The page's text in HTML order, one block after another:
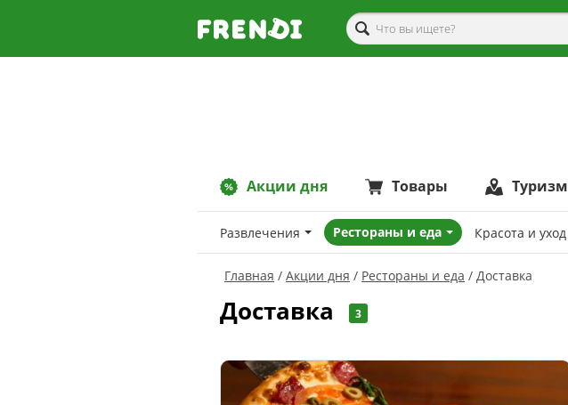
Акции дня Товары Туризм
Развлечения Рестораны и еда Красота и уход
Главная Акции дня Рестораны и еда Доставка
Доставка 3